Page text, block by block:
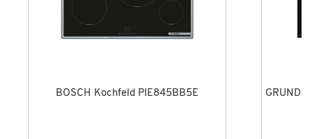
BOSCH Kochfeld PIE845BB5E